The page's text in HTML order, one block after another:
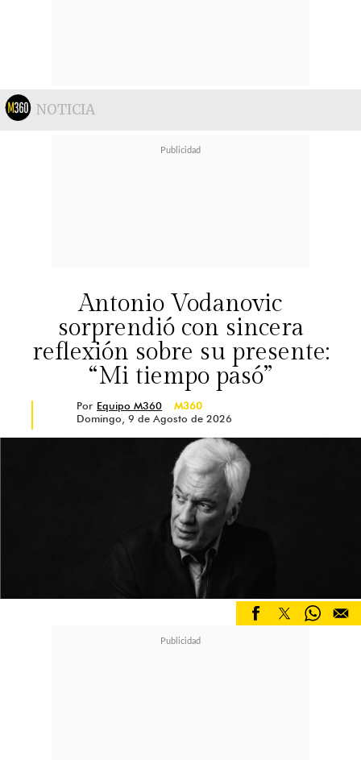
NOTICIA
Antonio Vodanovic
sorprendió con sincera
reflexión sobre su presente:
“Mi tiempo pasó”
Por Equipo M360
M360
Domingo, 9 de Agosto de 2026